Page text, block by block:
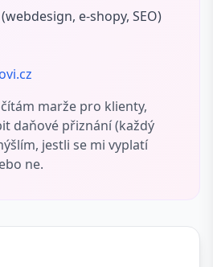
e-shopy, SEO)
marže pro klienty,
daňové přiznání (každý
jestli se mi vyplatí
ne.